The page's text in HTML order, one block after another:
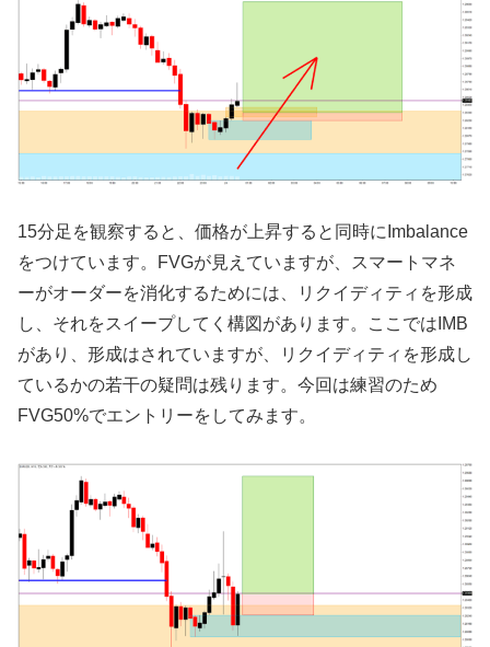
15分足を観察すると、価格が上昇すると同時にImbalance
をつけています。FVGが見えていますが、スマートマネ
ーがオーダーを消化するためには、リクイディティを形成
し、それをスイープしてく構図があります。ここではIMB
があり、形成はされていますが、リクイディティを形成し
ているかの若干の疑問は残ります。今回は練習のため
FVG50%でエントリーをしてみます。